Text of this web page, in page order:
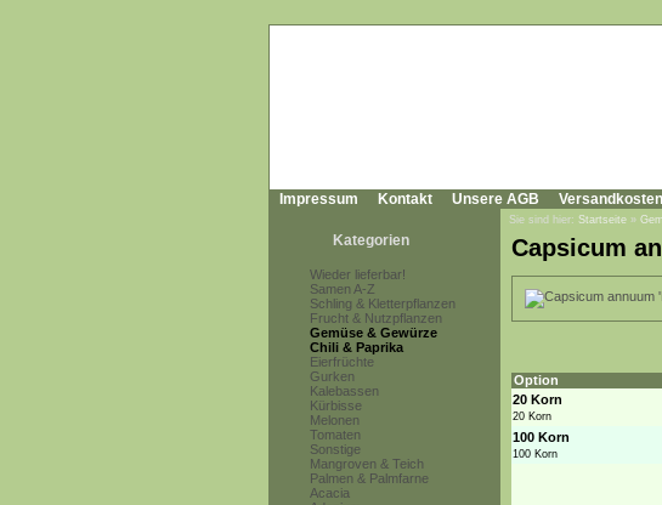
Impressum Kontakt Unsere AGB Versandkosten
Kategorien
Wieder lieferbar!
Samen A-Z
Schling & Kletterpflanzen
Frucht & Nutzpflanzen
Gemüse & Gewürze
Chili & Paprika
Eierfrüchte
Gurken
Kalebassen
Kürbisse
Melonen
Tomaten
Sonstige
Mangroven & Teich
Palmen & Palmfarne
Acacia
Sie sind hier: Startseite »
Capsicum
Option
20 Korn
20 Korn
100 Korn
100 Korn